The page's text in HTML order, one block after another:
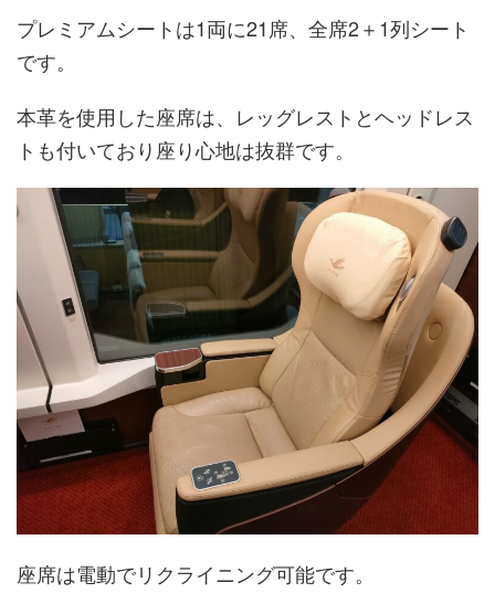
プレミアムシートは1両に21席、全席2＋1列シート
です。
本革を使用した座席は、レッグレストとヘッドレス
トも付いており座り心地は抜群です。
座席は電動でリクライニング可能です。